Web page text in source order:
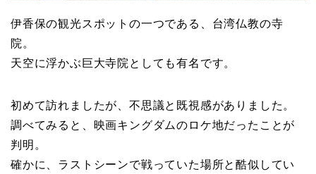
伊香保の観光スポットの一つである、台湾仏教の寺
院。
天空に浮かぶ巨大寺院としても有名です。
初めて訪れましたが、不思議と既視感がありました。
調べてみると、映画キングダムのロケ地だったことが
判明。
確かに、ラストシーンで戦っていた場所と酷似してい